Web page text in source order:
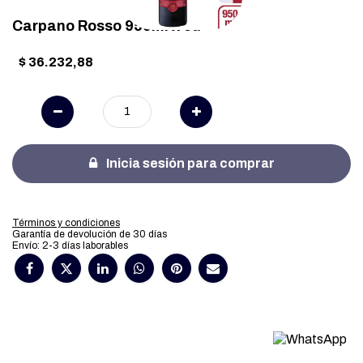
Carpano Rosso 950ml x 6u
$ 36.232,88
Inicia sesión para comprar
Términos y condiciones
Garantía de devolución de 30 días
Envío: 2-3 días laborables